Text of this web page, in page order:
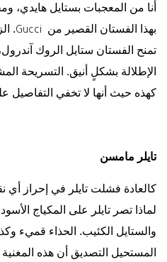
أنا من المعجبات بستايل هايدي،
بهذا الفستان القصير من
Gucci
.
تمنح الفستان ستايل الروك
الإطلالة بشكلٍ أنيق. التسريحة
كهذه حيث أنها لا تخفي التفاصيل
تايلر مامسن
كالعادة فشلت تايلر في إحراز أي
لماذا تصر تايلر على المكياج
والستايل الكئيب. الحذاء قميء